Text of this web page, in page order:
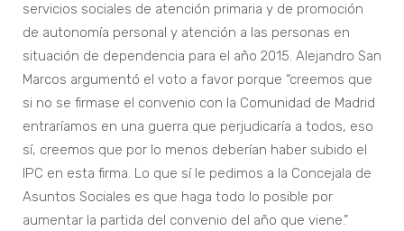
servicios sociales de atención primaria y de promoción
de autonomía personal y atención a las personas en
situación de dependencia para el año 2015. Alejandro San
Marcos argumentó el voto a favor porque “creemos que
si no se firmase el convenio con la Comunidad de Madrid
entraríamos en una guerra que perjudicaría a todos, eso
sí, creemos que por lo menos deberían haber subido el
IPC en esta firma. Lo que sí le pedimos a la Concejala de
Asuntos Sociales es que haga todo lo posible por
aumentar la partida del convenio del año que viene.”